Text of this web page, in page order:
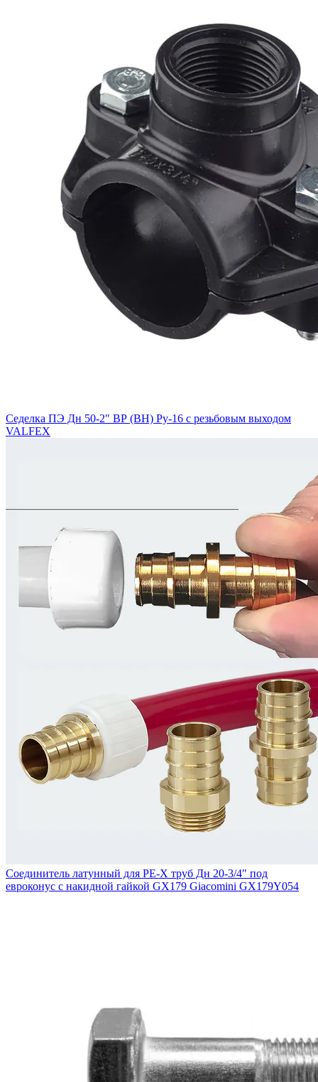
Седелка ПЭ Дн 50-2″ ВР (ВН) Ру-16 с резьбовым выходом
VALFEX
Соединитель латунный для PE-X труб Дн 20-3/4″ под
евроконус с накидной гайкой GX179 Giacomini GX179Y054